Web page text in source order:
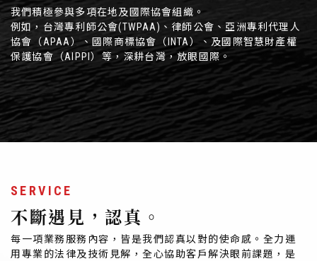
我們積極參與多項在地及國際協會組織。
例如，台灣專利師公會(TWPAA)、律師公會、亞洲專利代理人
協會（APAA）、國際商標協會（INTA）、及國際智慧財產權
保護協會（AIPPI）等，深耕台灣，放眼國際。
SERVICE
不斷遇見，認真。
每一項業務服務內容，皆是我們認真以對的使命感。全力運
用專業的法律及技術見解，全心協助客戶解決眼前課題，是